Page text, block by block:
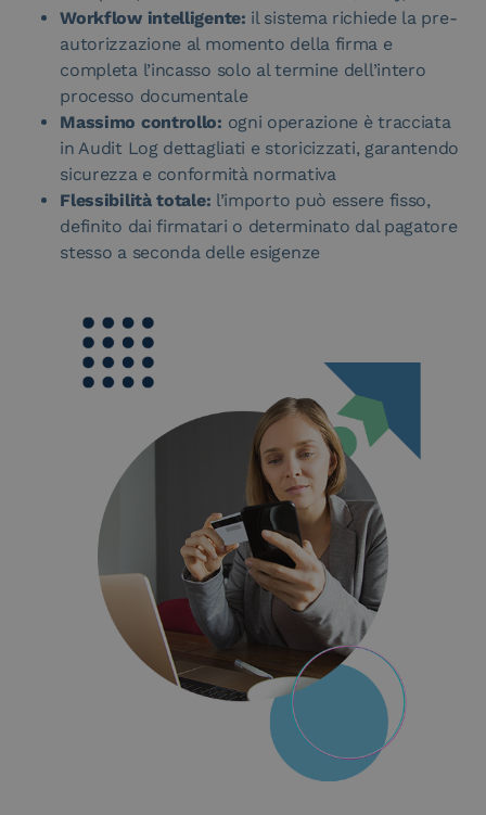
Workflow intelligente: il sistema richiede la pre-
autorizzazione al momento della firma e
completa l’incasso solo al termine dell’intero
processo documentale
Massimo controllo: ogni operazione è tracciata
in Audit Log dettagliati e storicizzati, garantendo
sicurezza e conformità normativa
Flessibilità totale: l’importo può essere fisso,
definito dai firmatari o determinato dal pagatore
stesso a seconda delle esigenze